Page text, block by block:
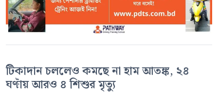
টিকাদান চললেও কমছে না হাম আতঙ্ক, ২৪
ঘণ্টায় আরও ৪ শিশুর মৃত্যু